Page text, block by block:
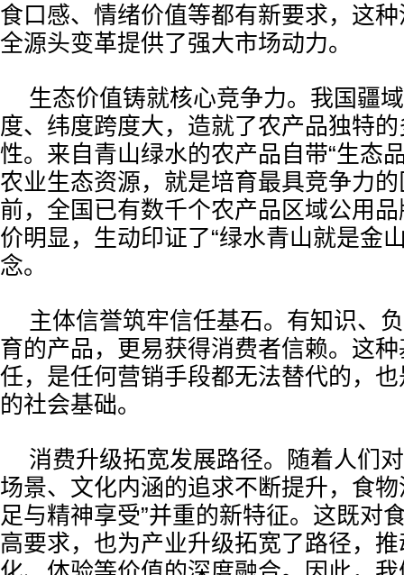
食口感、情绪价值等都有新要求，这
全源头变革提供了强大市场动力。
生态价值铸就核心竞争力。我国疆
度、纬度跨度大，造就了农产品独特
性。来自青山绿水的农产品自带“生态
农业生态资源，就是培育最具竞争力
前，全国已有数千个农产品区域公用
价明显，生动印证了“绿水青山就是金
念。
主体信誉筑牢信任基石。有知识、
育的产品，更易获得消费者信赖。这
任，是任何营销手段都无法替代的，
的社会基础。
消费升级拓宽发展路径。随着人们
场景、文化内涵的追求不断提升，食物
足与精神享受”并重的新特征。这既对
高要求，也为产业升级拓宽了路径，